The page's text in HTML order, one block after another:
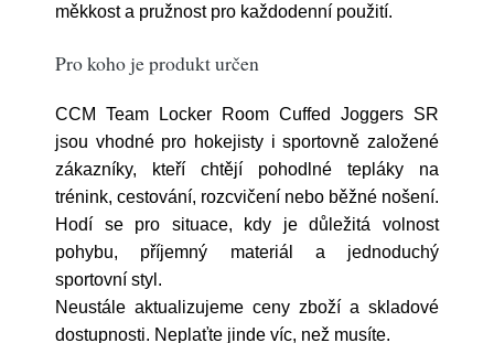
měkkost a pružnost pro každodenní použití.
Pro koho je produkt určen
CCM Team Locker Room Cuffed Joggers SR
jsou vhodné pro hokejisty i sportovně založené
zákazníky, kteří chtějí pohodlné tepláky na
trénink, cestování, rozcvičení nebo běžné nošení.
Hodí se pro situace, kdy je důležitá volnost
pohybu, příjemný materiál a jednoduchý
sportovní styl.
Neustále aktualizujeme ceny zboží a skladové
dostupnosti. Neplaťte jinde víc, než musíte.